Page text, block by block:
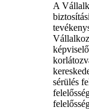
A
sérülés